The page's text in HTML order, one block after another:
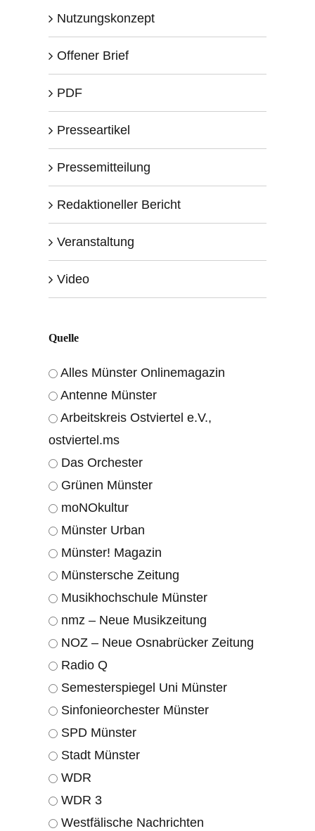
Nutzungskonzept
Offener Brief
PDF
Presseartikel
Pressemitteilung
Redaktioneller Bericht
Veranstaltung
Video
Quelle
Alles Münster Onlinemagazin
Antenne Münster
Arbeitskreis Ostviertel e.V.,
ostviertel.ms
Das Orchester
Grünen Münster
moNOkultur
Münster Urban
Münster! Magazin
Münstersche Zeitung
Musikhochschule Münster
nmz – Neue Musikzeitung
NOZ – Neue Osnabrücker Zeitung
Radio Q
Semesterspiegel Uni Münster
Sinfonieorchester Münster
SPD Münster
Stadt Münster
WDR
WDR 3
Westfälische Nachrichten